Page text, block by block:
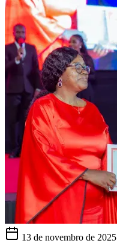
13 de novembro de 2025